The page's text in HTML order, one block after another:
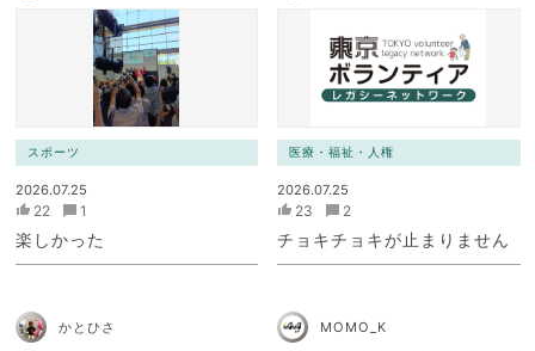
スポーツ
2026.07.25
22 1
楽しかった
医療・福祉・人権
2026.07.25
23 2
チョキチョキが止まりません
かとひさ MOMO_K